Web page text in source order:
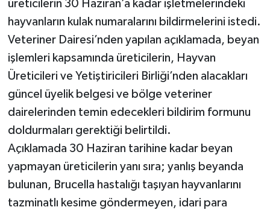
üreticilerin 30 Haziran’a kadar işletmelerindeki
hayvanların kulak numaralarını bildirmelerini istedi.
Veteriner Dairesi’nden yapılan açıklamada, beyan
işlemleri kapsamında üreticilerin, Hayvan
Üreticileri ve Yetiştiricileri Birliği’nden alacakları
güncel üyelik belgesi ve bölge veteriner
dairelerinden temin edecekleri bildirim formunu
doldurmaları gerektiği belirtildi.
Açıklamada 30 Haziran tarihine kadar beyan
yapmayan üreticilerin yanı sıra; yanlış beyanda
bulunan, Brucella hastalığı taşıyan hayvanlarını
tazminatlı kesime göndermeyen, idari para